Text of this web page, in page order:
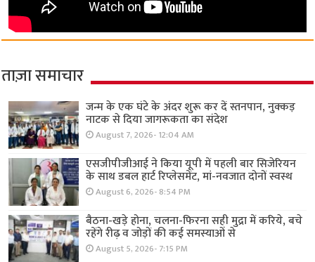
ताज़ा समाचार
जन्म के एक घंटे के अंदर शुरू कर दें स्तनपान, नुक्कड़
नाटक से दिया जागरूकता का संदेश
August 7, 2026- 12:04 AM
एसजीपीजीआई ने किया यूपी में पहली बार सिजेरियन
के साथ डबल हार्ट रिप्लेसमेंट, मां-नवजात दोनों स्वस्थ
August 6, 2026- 8:54 PM
बैठना-खड़े होना, चलना-फिरना सही मुद्रा में करिये, बचे
रहेंगे रीढ़ व जोड़ों की कई समस्याओं से
August 5, 2026- 7:15 PM